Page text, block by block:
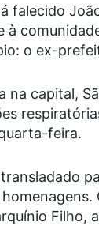
falecido
à
o ex-
na capital,
feira.
Filho,